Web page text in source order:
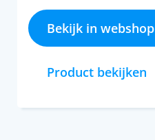
Bekijk in webshop
Product bekijken